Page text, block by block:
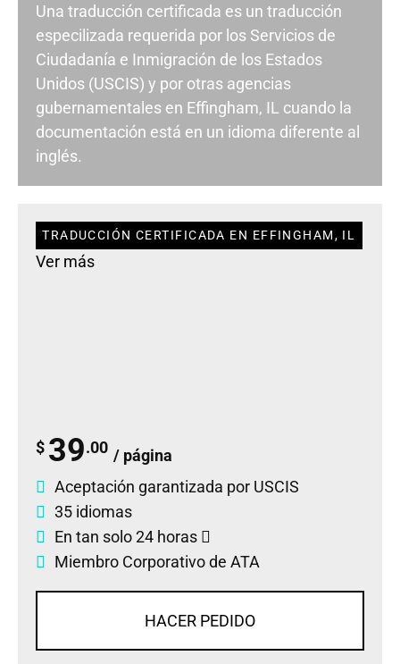
Una traducción certificada es un traducción
especilizada requerida por los Servicios de
Ciudadanía e Inmigración de los Estados
Unidos (USCIS) y por otras agencias
gubernamentales en Effingham, IL cuando la
documentación está en un idioma diferente al
inglés.
TRADUCCIÓN CERTIFICADA EN EFFINGHAM, IL
Ver más
$ 39.00 / página
Aceptación garantizada por USCIS
35 idiomas
En tan solo 24 horas
Miembro Corporativo de ATA
HACER PEDIDO